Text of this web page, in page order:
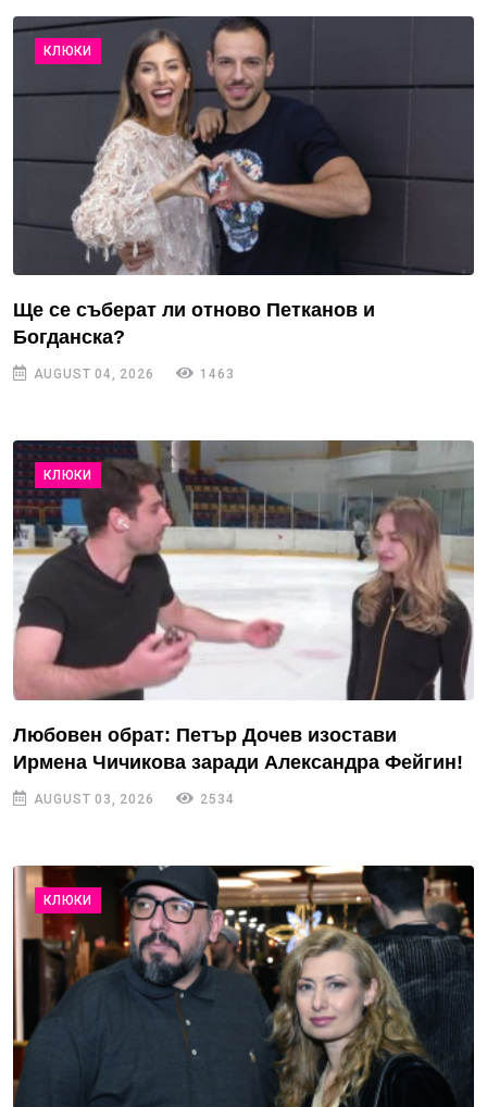
КЛЮКИ
Ще се съберат ли отново Петканов и
Богданска?
AUGUST 04, 2026 1463
КЛЮКИ
Любовен обрат: Петър Дочев изостави
Ирмена Чичикова заради Александра Фейгин!
AUGUST 03, 2026 2534
КЛЮКИ